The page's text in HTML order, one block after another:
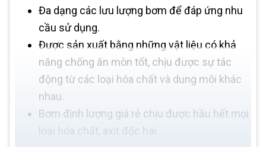
Đa dạng các lưu lượng bơm để đáp ứng nhu
cầu sử dụng.
Được sản xuất bằng những vật liệu có khả
năng chống ăn mòn tốt, chịu được sự tác
động từ các loại hóa chất và dung môi khác
nhau.
Bơm định lượng giá rẻ chịu được hầu hết mọi
loại hóa chất, axit độc hại.